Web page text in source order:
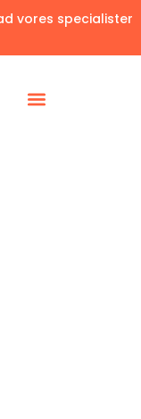
vores specialister